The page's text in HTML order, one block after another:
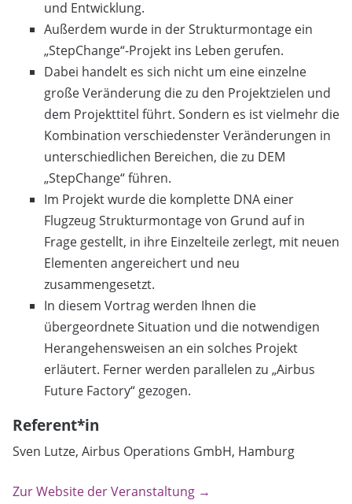
und Entwicklung.
Außerdem wurde in der Strukturmontage ein
„StepChange“-Projekt ins Leben gerufen.
Dabei handelt es sich nicht um eine einzelne
große Veränderung die zu den Projektzielen und
dem Projekttitel führt. Sondern es ist vielmehr die
Kombination verschiedenster Veränderungen in
unterschiedlichen Bereichen, die zu DEM
„StepChange“ führen.
Im Projekt wurde die komplette DNA einer
Flugzeug Strukturmontage von Grund auf in
Frage gestellt, in ihre Einzelteile zerlegt, mit neuen
Elementen angereichert und neu
zusammengesetzt.
In diesem Vortrag werden Ihnen die
übergeordnete Situation und die notwendigen
Herangehensweisen an ein solches Projekt
erläutert. Ferner werden parallelen zu „Airbus
Future Factory“ gezogen.
Referent*in
Sven Lutze, Airbus Operations GmbH, Hamburg
Zur Website der Veranstaltung →